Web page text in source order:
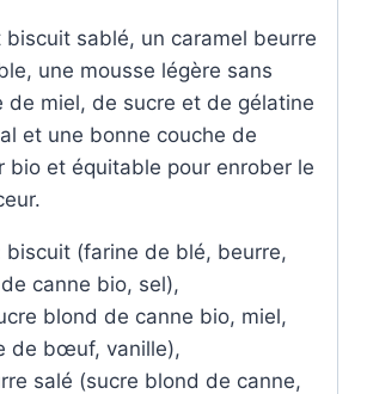
sablé, un caramel beurre
une mousse légère sans
miel, de sucre et de gélatine
et une bonne couche de
bio et équitable pour enrober le
biscuit (farine de blé, beurre,
canne bio, sel),
blond de canne bio, miel,
de bœuf, vanille),
salé (sucre blond de canne,